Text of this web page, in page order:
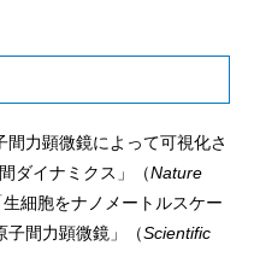
力顕微鏡によって可視化さ
ダイナミクス」（Nature
細胞をナノメートルスケー
子間力顕微鏡」（Scientific